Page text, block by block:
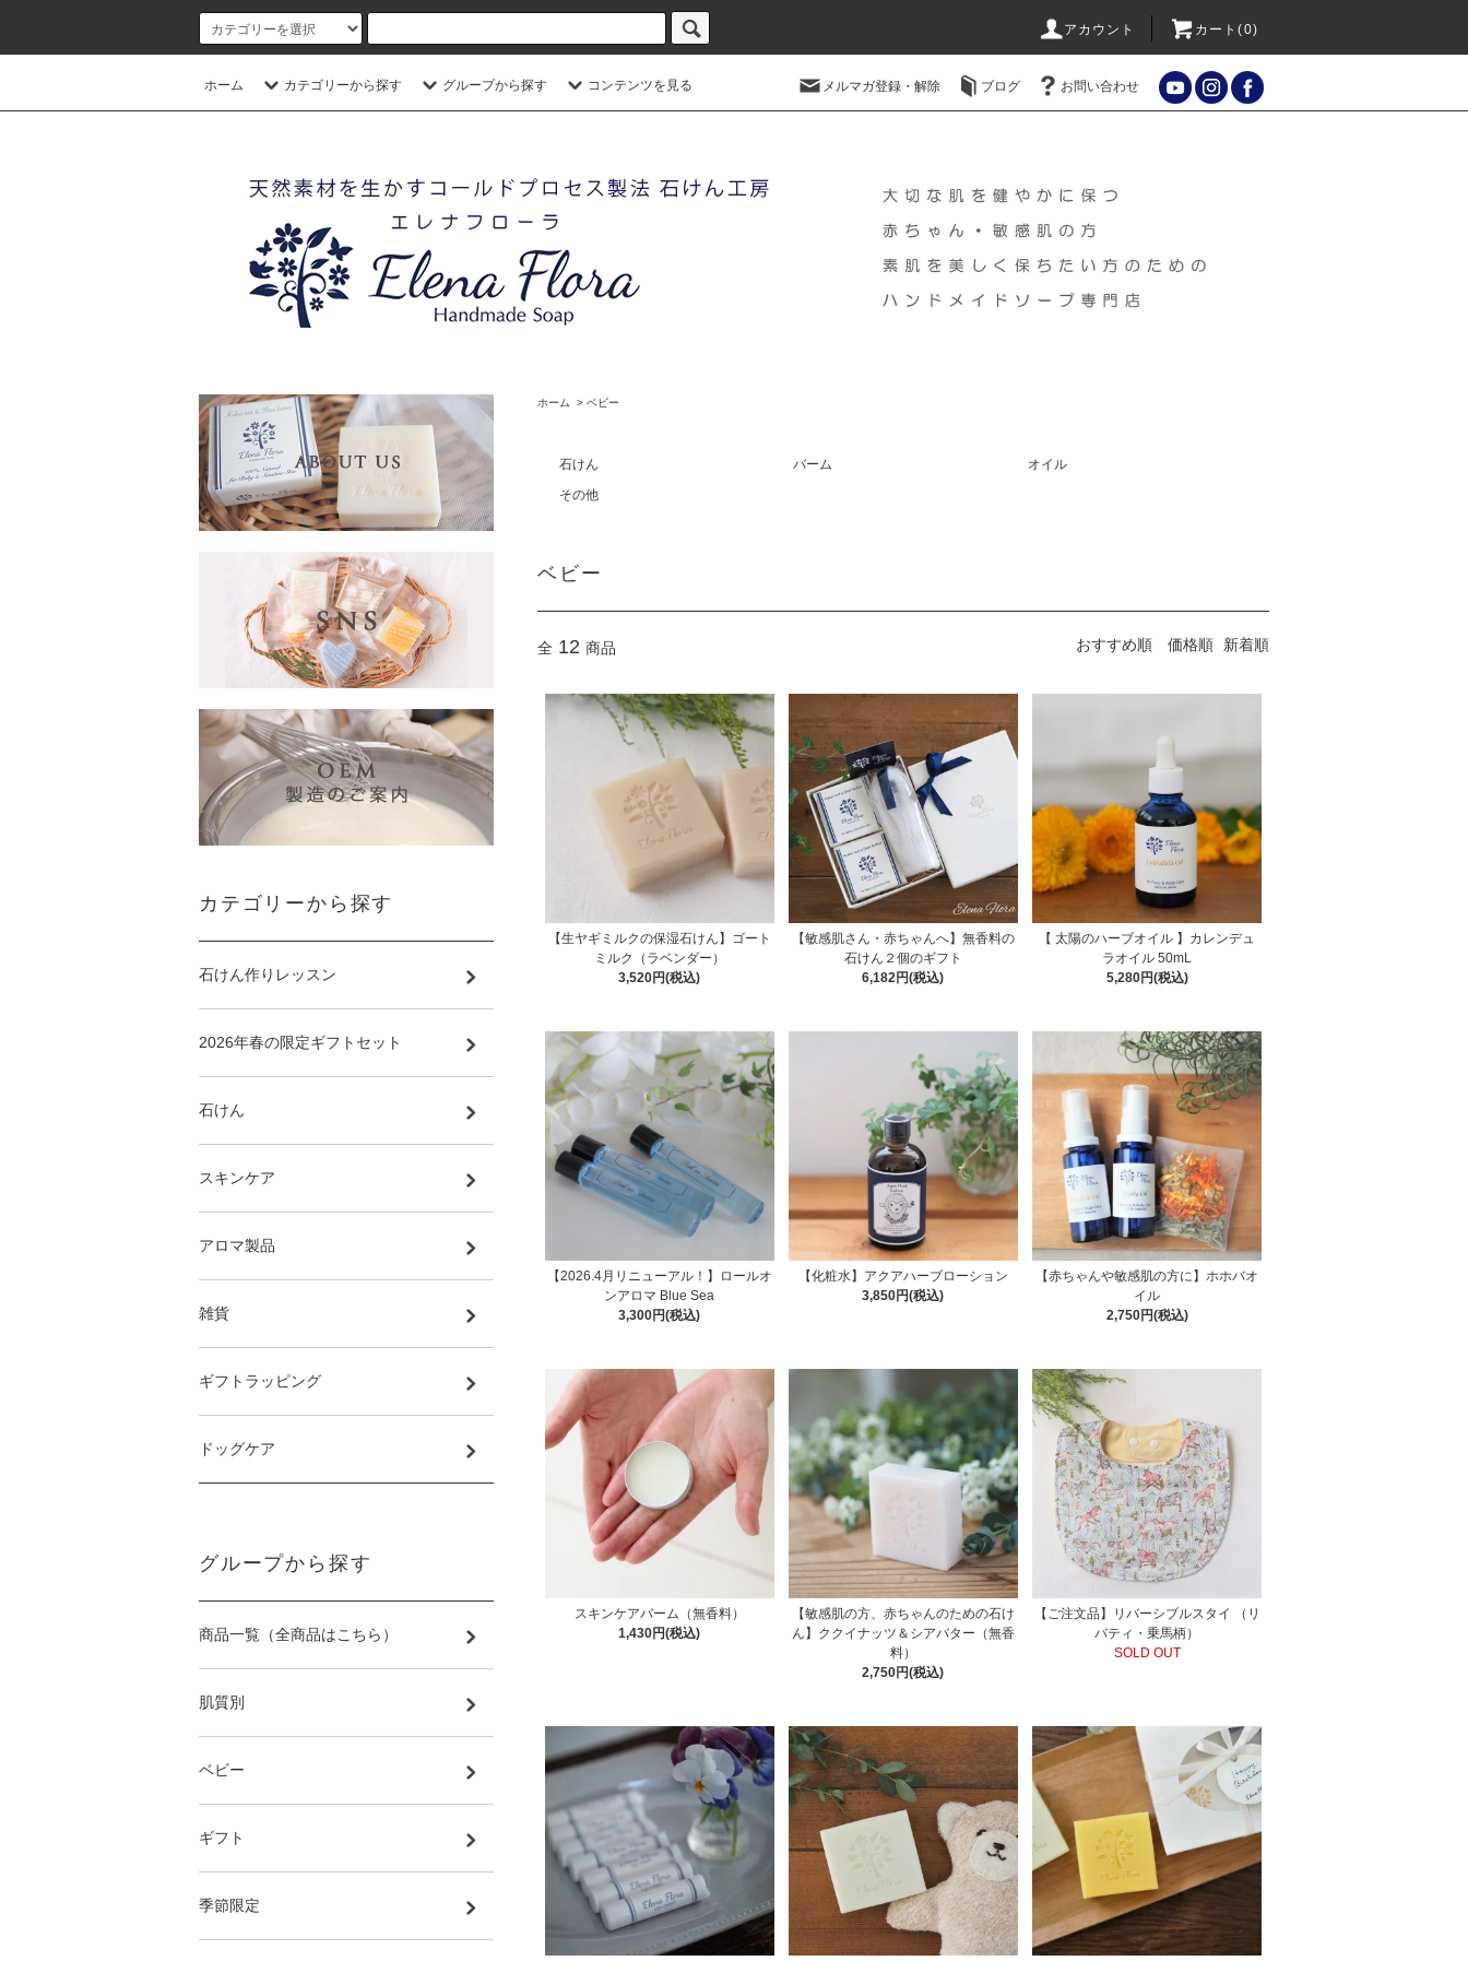
アカウント カート(0)
ホーム カテゴリーから探す グループから探す コンテンツを見る メルマガ登録・解除 ブログ お問い合わせ
ホーム > ベビー
石けん バーム
オイル
その他
ベビー
全 12 商品 おすすめ順 価格順 新着順
【生ヤギミルクの保湿石けん】ゴート
ミルク（ラベンダー）
3,520円(税込)
【敏感肌さん・赤ちゃんへ】無香料の
石けん２個のギフト
6,182円(税込)
【 太陽のハーブオイル 】カレンデュ
ラオイル 50mL
5,280円(税込)
【2026.4月リニューアル！】ロールオ
ンアロマ Blue Sea
3,300円(税込)
【化粧水】アクアハーブローション
3,850円(税込)
【赤ちゃんや敏感肌の方に】ホホバオ
イル
2,750円(税込)
スキンケアバーム（無香料）
1,430円(税込)
【敏感肌の方、赤ちゃんのための石け
ん】ククイナッツ＆シアバター（無香
料）
2,750円(税込)
【ご注文品】リバーシブルスタイ （リ
バティ・乗馬柄）
SOLD OUT
カテゴリーから探す
石けん作りレッスン
2026年春の限定ギフトセット
石けん
スキンケア
アロマ製品
雑貨
ギフトラッピング
ドッグケア
グループから探す
商品一覧（全商品はこちら）
肌質別
ベビー
ギフト
季節限定